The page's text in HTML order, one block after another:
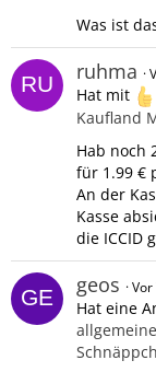
Was ist
ruhma
Hat mit
Kaufland
Hab noch
für 1.99 €
An der
Kasse
die ICCID
geos Vor
Hat eine